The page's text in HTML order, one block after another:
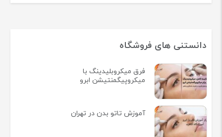
دانستنی های فروشگاه
فرق میکروبلیدینگ با
میکروپیگمنتیشن ابرو
آموزش تاتو بدن در تهران